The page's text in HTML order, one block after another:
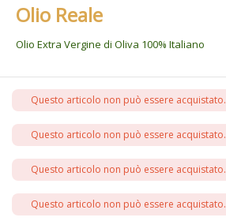
Olio Reale
Olio Extra Vergine di Oliva 100% Italiano
P
a
y
m
e
n
t
p
Questo articolo non può essere acquistato.
Questo articolo non può essere acquistato.
Questo articolo non può essere acquistato.
Questo articolo non può essere acquistato.